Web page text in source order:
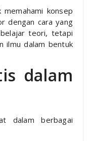
memahami konsep
dengan cara yang
teori, tetapi
ilmu dalam bentuk
dalam
dalam berbagai